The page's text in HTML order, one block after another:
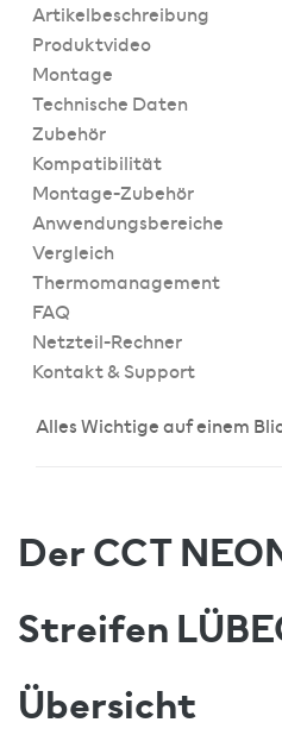
Artikelbeschreibung
Produktvideo
Montage
Technische Daten
Zubehör
Kompatibilität
Montage-Zubehör
Anwendungsbereiche
Vergleich
Thermomanagement
FAQ
Netzteil-Rechner
Kontakt & Support
Alles Wichtige auf einem
Der CCT
Streifen
Übersicht